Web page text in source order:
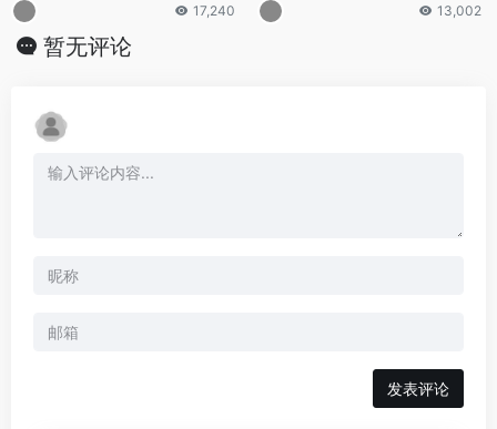
17,240 13,002
暂无评论
发表评论